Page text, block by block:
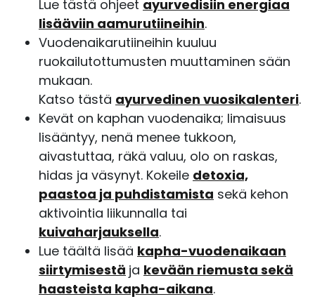
Lue tästä ohjeet ayurvedisiin energiaa
lisääviin aamurutiineihin.
Vuodenaikarutiineihin kuuluu
ruokailutottumusten muuttaminen sään
mukaan.
Katso tästä ayurvedinen vuosikalenteri.
Kevät on kaphan vuodenaika; limaisuus
lisääntyy, nenä menee tukkoon,
aivastuttaa, räkä valuu, olo on raskas,
hidas ja väsynyt. Kokeile detoxia,
paastoa ja puhdistamista sekä kehon
aktivointia liikunnalla tai
kuivaharjauksella.
Lue täältä lisää kapha-vuodenaikaan
siirtymisestä ja kevään riemusta sekä
haasteista kapha-aikana.